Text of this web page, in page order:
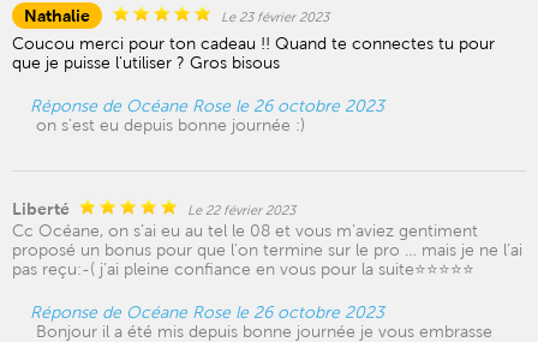
Nathalie Le 23 février 2023
Coucou merci pour ton cadeau !! Quand te connectes tu pour
que je puisse l'utiliser ? Gros bisous
Réponse de Océane Rose le 26 octobre 2023
on s'est eu depuis bonne journée :)
Liberté Le 22 février 2023
Cc Océane, on s’ai eu au tel le 08 et vous m’aviez gentiment
proposé un bonus pour que l’on termine sur le pro … mais je ne l’ai
pas reçu:-( j’ai pleine confiance en vous pour la suite⭐️⭐️⭐️⭐️⭐️
Réponse de Océane Rose le 26 octobre 2023
Bonjour il a été mis depuis bonne journée je vous embrasse